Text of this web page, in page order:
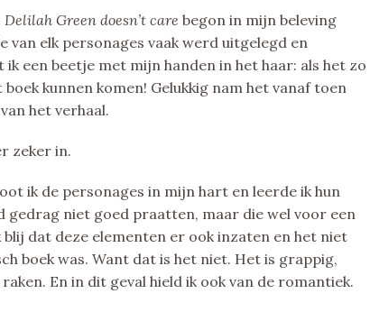
Delilah Green doesn’t care begon in mijn beleving
elk personages vaak werd uitgelegd en
een beetje met mijn handen in het haar: als het zo
kunnen komen! Gelukkig nam het vanaf toen
het verhaal.
zeker in.
ik de personages in mijn hart en leerde ik hun
gedrag niet goed praatten, maar die wel voor een
dat deze elementen er ook inzaten en het niet
boek was. Want dat is het niet. Het is grappig,
En in dit geval hield ik ook van de romantiek.